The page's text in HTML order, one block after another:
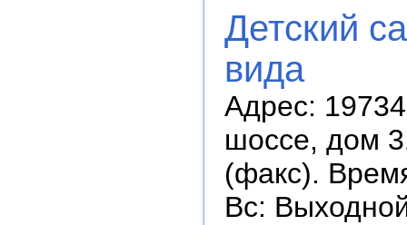
Детский
вида
Адрес:
шоссе, дом
(факс).
Вс: